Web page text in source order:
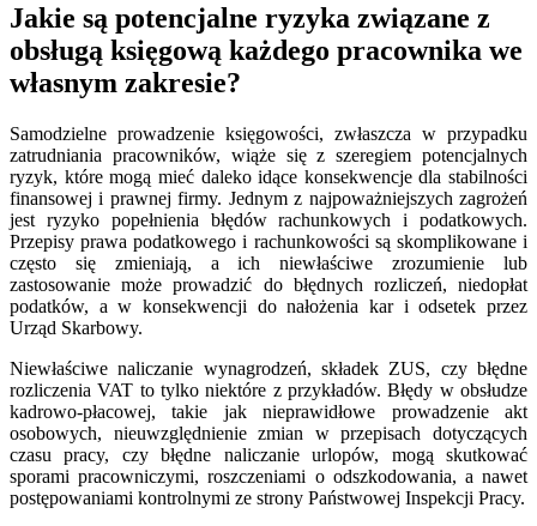
Jakie są potencjalne ryzyka związane z
obsługą księgową każdego pracownika we
własnym zakresie?
Samodzielne prowadzenie księgowości, zwłaszcza w przypadku
zatrudniania pracowników, wiąże się z szeregiem potencjalnych
ryzyk, które mogą mieć daleko idące konsekwencje dla stabilności
finansowej i prawnej firmy. Jednym z najpoważniejszych zagrożeń
jest ryzyko popełnienia błędów rachunkowych i podatkowych.
Przepisy prawa podatkowego i rachunkowości są skomplikowane i
często się zmieniają, a ich niewłaściwe zrozumienie lub
zastosowanie może prowadzić do błędnych rozliczeń, niedopłat
podatków, a w konsekwencji do nałożenia kar i odsetek przez
Urząd Skarbowy.
Niewłaściwe naliczanie wynagrodzeń, składek ZUS, czy błędne
rozliczenia VAT to tylko niektóre z przykładów. Błędy w obsłudze
kadrowo-płacowej, takie jak nieprawidłowe prowadzenie akt
osobowych, nieuwzględnienie zmian w przepisach dotyczących
czasu pracy, czy błędne naliczanie urlopów, mogą skutkować
sporami pracowniczymi, roszczeniami o odszkodowania, a nawet
postępowaniami kontrolnymi ze strony Państwowej Inspekcji Pracy.